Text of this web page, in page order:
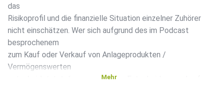
das
Risikoprofil und die finanzielle Situation einzelner Zuhörer
nicht einschätzen. Wer sich aufgrund des im Podcast
besprochenem
zum Kauf oder Verkauf von Anlageprodukten /
Vermögenswerten
entscheidet, tut diese aus eigener Entscheidung und auf
Mehr